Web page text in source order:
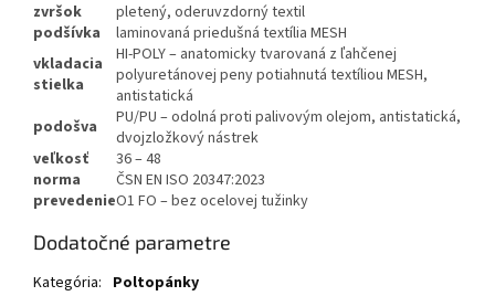
zvršok
pletený, oderuvzdorný textil
podšívka
laminovaná priedušná textília MESH
vkladacia
stielka
HI-POLY – anatomicky tvarovaná z ľahčenej
polyuretánovej peny potiahnutá textíliou MESH,
antistatická
podošva
PU/PU – odolná proti palivovým olejom, antistatická,
dvojzložkový nástrek
veľkosť
36 – 48
norma
ČSN EN ISO 20347:2023
prevedenieO1 FO – bez ocelovej tužinky
Dodatočné parametre
Kategória: Poltopánky